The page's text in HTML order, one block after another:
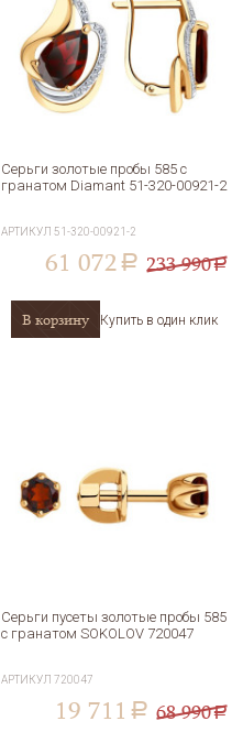
Серьги золотые пробы 585 с
гранатом Diamant 51-320-00921-2
АРТИКУЛ51-320-00921-2
61 072 a 233 990a
В корзину Купить в один клик
Серьги пусеты золотые пробы 585
с гранатом SOKOLOV 720047
АРТИКУЛ720047
19 711 a 68 990a